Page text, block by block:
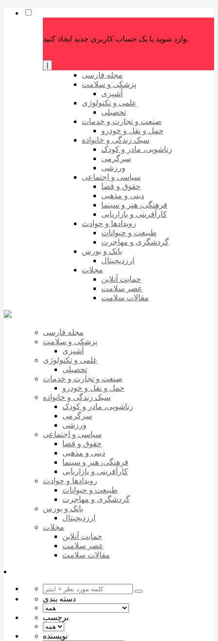
وارد شوید یا یک حساب کاربری جدید ایجاد کنید.
مجله فارسی
پزشکی و سلامت
آشپزی
علمی و تکنولوژی
تحصیلی
صنعت و تجارت و خدمات
حمل و نقل و خودرو
سبک زندگی و خانواده
زناشویی، مادر و کودک
سرگرمی
ورزشی
سیاسی و اجتماعی
حقوق و قضا
دینی و مذهبی
فرهنگی، هنر و سینما
کارآفرینی و بازاریابی
رویدادها و حوادث
طبیعت و حیوانات
گردشگری و مهاجرت
بانک و بورس
ارزدیجیتال
مجلات
حمایت آنلاین
عصر سلامت
مقالات سلامت
مجله فارسی
پزشکی و سلامت
آشپزی
علمی و تکنولوژی
تحصیلی
صنعت و تجارت و خدمات
حمل و نقل و خودرو
سبک زندگی و خانواده
زناشویی، مادر و کودک
سرگرمی
ورزشی
سیاسی و اجتماعی
حقوق و قضا
دینی و مذهبی
فرهنگی، هنر و سینما
کارآفرینی و بازاریابی
رویدادها و حوادث
طبیعت و حیوانات
گردشگری و مهاجرت
بانک و بورس
ارزدیجیتال
مجلات
حمایت آنلاین
عصر سلامت
مقالات سلامت
دسته بندی
برچسب
نویسنده